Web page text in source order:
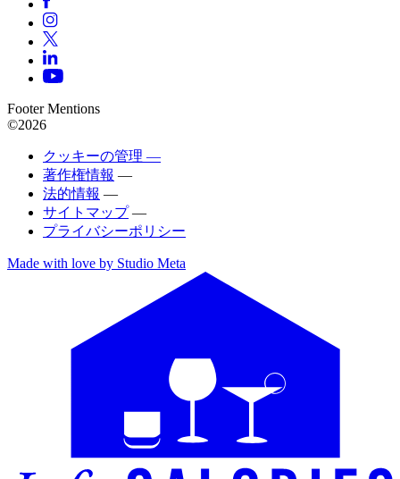
Footer Mentions
©2026
クッキーの管理 —
著作権情報 —
法的情報 —
サイトマップ —
プライバシーポリシー
Made with love by Studio Meta